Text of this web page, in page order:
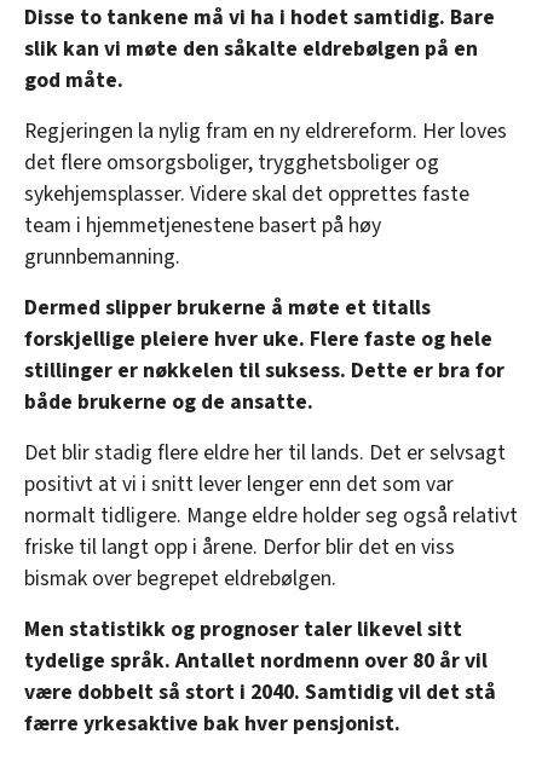
Disse to tankene må vi ha i hodet samtidig. Bare
slik kan vi møte den såkalte eldrebølgen på en
god måte.
Regjeringen la nylig fram en ny eldrereform. Her loves
det flere omsorgsboliger, trygghetsboliger og
sykehjemsplasser. Videre skal det opprettes faste
team i hjemmetjenestene basert på høy
grunnbemanning.
Dermed slipper brukerne å møte et titalls
forskjellige pleiere hver uke. Flere faste og hele
stillinger er nøkkelen til suksess. Dette er bra for
både brukerne og de ansatte.
Det blir stadig flere eldre her til lands. Det er selvsagt
positivt at vi i snitt lever lenger enn det som var
normalt tidligere. Mange eldre holder seg også relativt
friske til langt opp i årene. Derfor blir det en viss
bismak over begrepet eldrebølgen.
Men statistikk og prognoser taler likevel sitt
tydelige språk. Antallet nordmenn over 80 år vil
være dobbelt så stort i 2040. Samtidig vil det stå
færre yrkesaktive bak hver pensjonist.